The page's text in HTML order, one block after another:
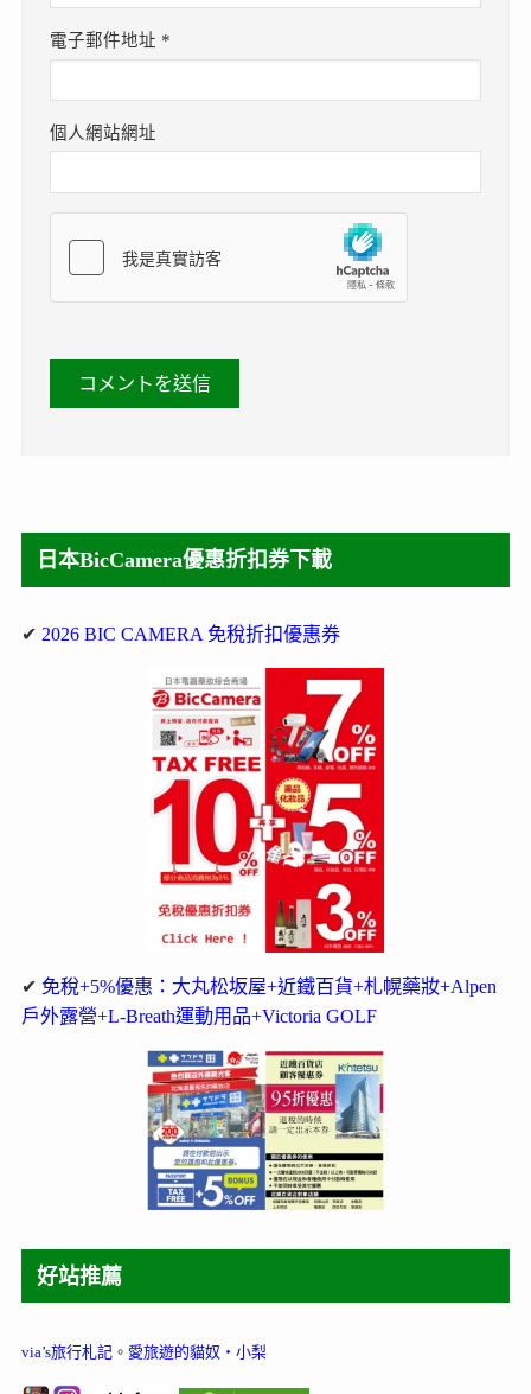
電子郵件地址 *
個人網站網址
日本BicCamera優惠折扣券下載
✔ 2026 BIC CAMERA 免稅折扣優惠券
✔ 免稅+5%優惠：大丸松坂屋+近鐵百貨+札幌藥妝+Alpen
戶外露營+L-Breath運動用品+Victoria GOLF
好站推薦
via’s旅行札記。 愛旅遊的貓奴‧小梨